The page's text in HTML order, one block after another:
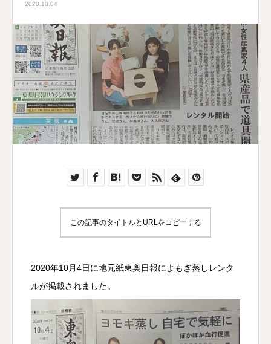
2020.10.04
この記事のタイトルとURLをコピーする
2020年10月4日に地元紙東奥日報によもぎ蒸しレンタ
ルが掲載されました。